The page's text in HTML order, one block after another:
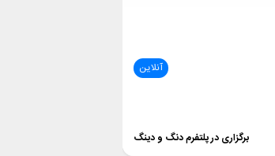
آنلاین
برگزاری در پلتفرم دنگ و دینگ